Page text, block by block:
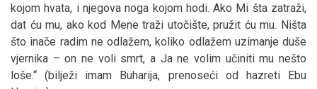
kojom hvata, i njegova noga kojom hodi. Ako Mi šta zatraži,
dat ću mu, ako kod Mene traži utočište, pružit ću mu. Ništa
što inače radim ne odlažem, koliko odlažem uzimanje duše
vjernika – on ne voli smrt, a Ja ne volim učiniti mu nešto
loše.“ (bilježi imam Buharija, prenoseći od hazreti Ebu